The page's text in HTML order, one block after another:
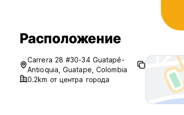
Расположение
Carrera 28 #30-34 Guatapé-
Antioquia, Guatape, Colombia
0.2km от центра города